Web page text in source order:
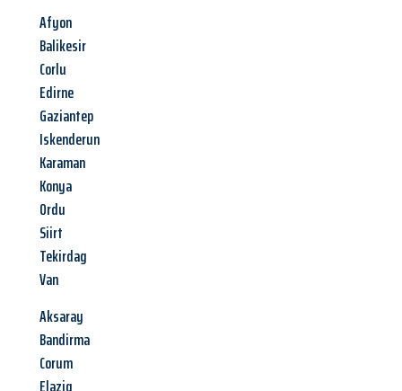
Afyon
Balikesir
Corlu
Edirne
Gaziantep
Iskenderun
Karaman
Konya
Ordu
Siirt
Tekirdag
Van
Aksaray
Bandirma
Corum